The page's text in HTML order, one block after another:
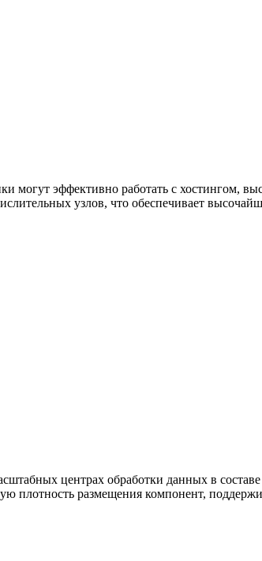
эффективно работать с хостингом,
узлов, что обеспечивает
центрах обработки данных в составе
плотность размещения компонент,